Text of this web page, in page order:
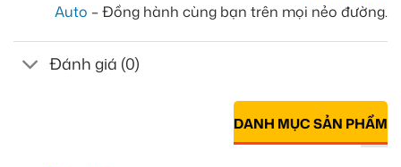
Auto – Đồng hành cùng bạn trên mọi nẻo đường.
Đánh giá (0)
DANH MỤC SẢN PHẨM